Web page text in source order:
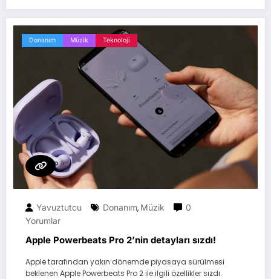
Donanım Müzik Teknoloji
Yavuztutcu Donanım, Müzik
0
Yorumlar
Apple Powerbeats Pro 2’nin detayları sızdı!
Apple tarafından yakın dönemde piyasaya sürülmesi
beklenen Apple Powerbeats Pro 2 ile ilgili özellikler sızdı.